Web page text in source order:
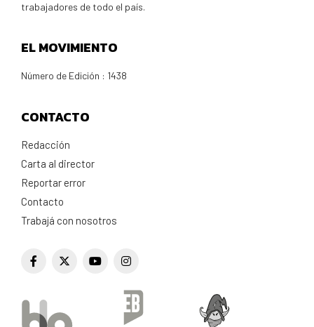
trabajadores de todo el país.
EL MOVIMIENTO
Número de Edición : 1438
CONTACTO
Redacción
Carta al director
Reportar error
Contacto
Trabajá con nosotros